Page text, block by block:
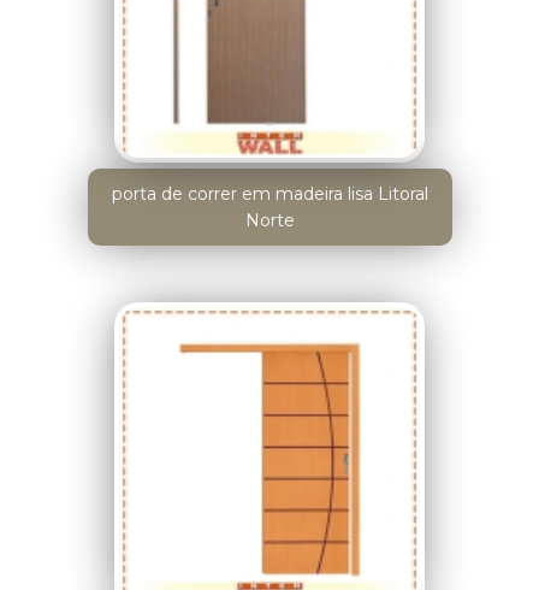
porta de correr em madeira lisa Litoral
Norte